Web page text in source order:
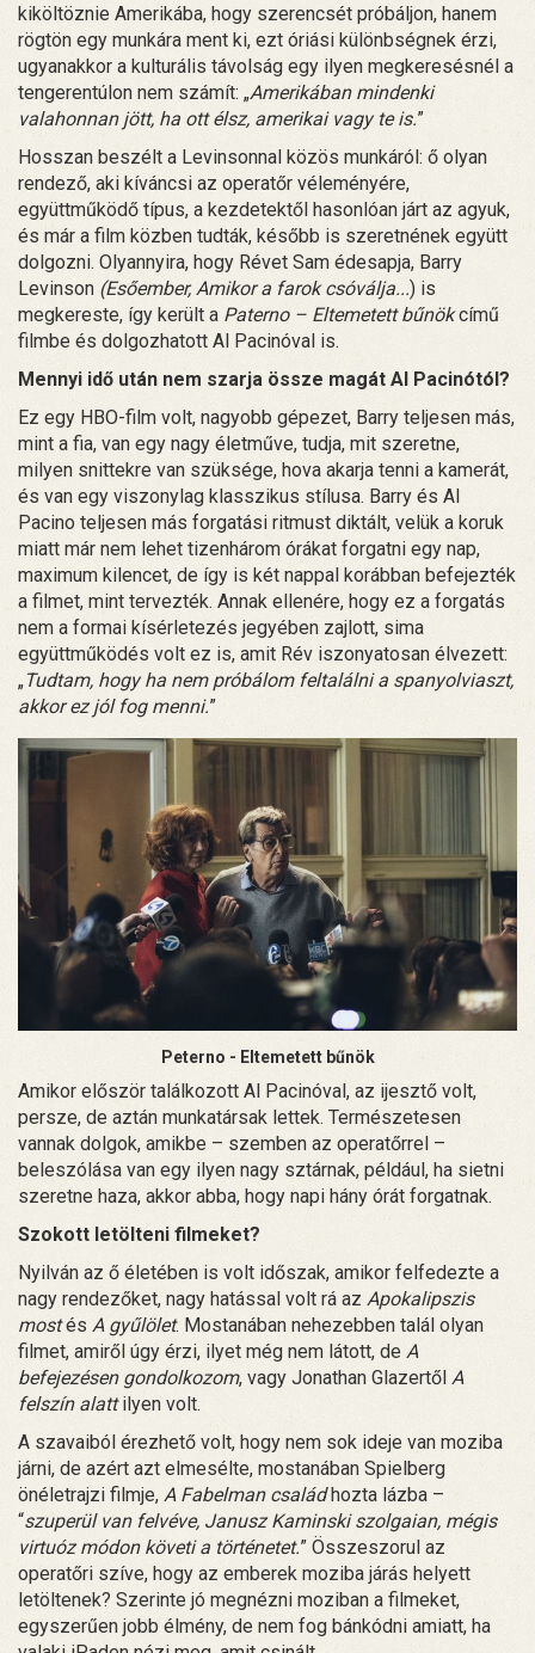
kiköltöznie Amerikába, hogy szerencsét próbáljon, hanem
rögtön egy munkára ment ki, ezt óriási különbségnek érzi,
ugyanakkor a kulturális távolság egy ilyen megkeresésnél a
tengerentúlon nem számít: „Amerikában mindenki
valahonnan jött, ha ott élsz, amerikai vagy te is.”
Hosszan beszélt a Levinsonnal közös munkáról: ő olyan
rendező, aki kíváncsi az operatőr véleményére,
együttműködő típus, a kezdetektől hasonlóan járt az agyuk,
és már a film közben tudták, később is szeretnének együtt
dolgozni. Olyannyira, hogy Révet Sam édesapja, Barry
Levinson (Esőember, Amikor a farok csóválja...) is
megkereste, így került a Paterno – Eltemetett bűnökcímű
filmbe és dolgozhatott Al Pacinóval is.
Mennyi idő után nem szarja össze magát Al Pacinótól?
Ez egy HBO-film volt, nagyobb gépezet, Barry teljesen más,
mint a fia, van egy nagy életműve, tudja, mit szeretne,
milyen snittekre van szüksége, hova akarja tenni a kamerát,
és van egy viszonylag klasszikus stílusa. Barry és Al
Pacino teljesen más forgatási ritmust diktált, velük a koruk
miatt már nem lehet tizenhárom órákat forgatni egy nap,
maximum kilencet, de így is két nappal korábban befejezték
a filmet, mint tervezték. Annak ellenére, hogy ez a forgatás
nem a formai kísérletezés jegyében zajlott, sima
együttműködés volt ez is, amit Rév iszonyatosan élvezett:
„Tudtam, hogy ha nem próbálom feltalálni a spanyolviaszt,
akkor ez jól fog menni.”
Peterno - Eltemetett bűnök
Amikor először találkozott Al Pacinóval, az ijesztő volt,
persze, de aztán munkatársak lettek. Természetesen
vannak dolgok, amikbe – szemben az operatőrrel –
beleszólása van egy ilyen nagy sztárnak, például, ha sietni
szeretne haza, akkor abba, hogy napi hány órát forgatnak.
Szokott letölteni filmeket?
Nyilván az ő életében is volt időszak, amikor felfedezte a
nagy rendezőket, nagy hatással volt rá az Apokalipszis
mostés A gyűlölet. Mostanában nehezebben talál olyan
filmet, amiről úgy érzi, ilyet még nem látott, de A
befejezésen gondolkozom, vagy Jonathan Glazertől A
felszín alattilyen volt.
A szavaiból érezhető volt, hogy nem sok ideje van moziba
járni, de azért azt elmesélte, mostanában Spielberg
önéletrajzi filmje, A Fabelman családhozta lázba –
“szuperül van felvéve, Janusz Kaminski szolgaian, mégis
virtuóz módon követi a történetet.” Összeszorul az
operatőri szíve, hogy az emberek moziba járás helyett
letöltenek? Szerinte jó megnézni moziban a filmeket,
egyszerűen jobb élmény, de nem fog bánkódni amiatt, ha